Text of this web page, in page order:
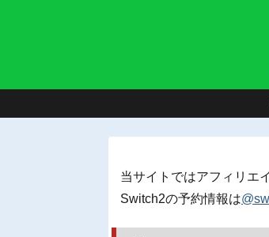
当サイトではアフィリエ
Switch2の予約情報は